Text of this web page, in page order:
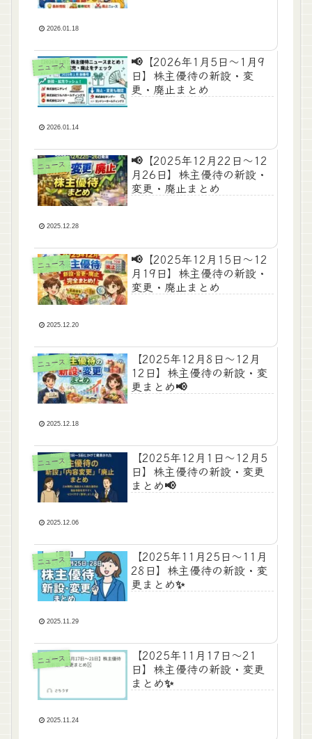
2026.01.18
ニュース
📢【2026年1月5日〜1月9
日】株主優待の新設・変
更・廃止まとめ
2026.01.14
ニュース
📢【2025年12月22日〜12
月26日】株主優待の新設・
変更・廃止まとめ
2025.12.28
ニュース
📢【2025年12月15日〜12
月19日】株主優待の新設・
変更・廃止まとめ
2025.12.20
ニュース
【2025年12月8日〜12月
12日】株主優待の新設・変
更まとめ📢
2025.12.18
ニュース
【2025年12月1日〜12月5
日】株主優待の新設・変更
まとめ📢
2025.12.06
ニュース
【2025年11月25日〜11月
28日】株主優待の新設・変
更まとめ✨
2025.11.29
ニュース
【2025年11月17日〜21
日】株主優待の新設・変更
まとめ✨
2025.11.24